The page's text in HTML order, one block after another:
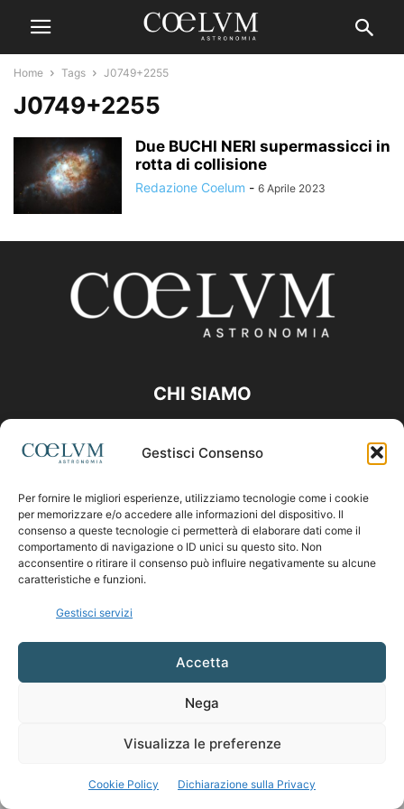
Gestisci Consenso
Per fornire le migliori esperienze, utilizziamo tecnologie come i cookie
per memorizzare e/o accedere alle informazioni del dispositivo. Il
consenso a queste tecnologie ci permetterà di elaborare dati come il
comportamento di navigazione o ID unici su questo sito. Non
acconsentire o ritirare il consenso può influire negativamente su alcune
caratteristiche e funzioni.
Gestisci servizi
Accetta
Nega
Visualizza le preferenze
Cookie Policy Dichiarazione sulla Privacy
Home Tags J0749+2255
J0749+2255
Due BUCHI NERI supermassicci in
rotta di collisione
Redazione Coelum - 6 Aprile 2023
CHI SIAMO
Contattaci:coelumastro@coelum.com
SEGUICI